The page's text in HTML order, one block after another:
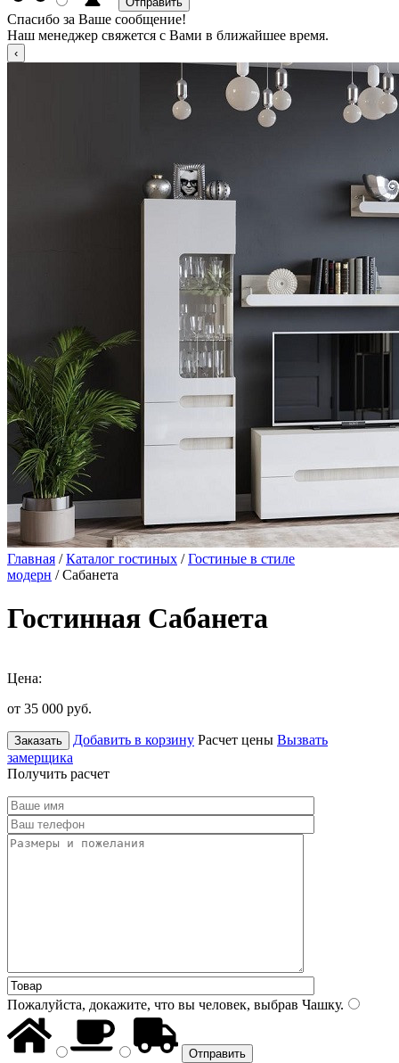
Спасибо за Ваше сообщение!
Наш менеджер свяжется с Вами в ближайшее время.
Главная /Каталог гостиных /Гостиные в стиле
модерн / Сабанета
Гостинная Сабанета
Цена:
от 35 000 руб.
Заказать Добавить в корзину Расчет цены Вызвать
замерщика
Получить расчет
Пожалуйста, докажите, что вы человек, выбрав Чашку.